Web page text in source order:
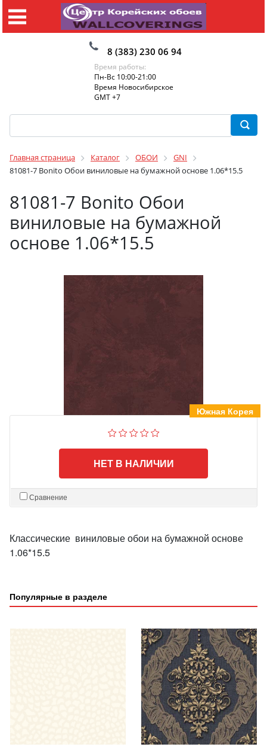
8 (383) 230 06 94
Время работы:
Пн-Вс 10:00-21:00
Время Новосибирское
GMT +7
Главная страница Каталог ОБОИ
GNI
81081-7 Bonito Обои виниловые на бумажной основе 1.06*15.5
81081-7 Bonito Обои
виниловые на бумажной
основе 1.06*15.5
Южная Корея
НЕТ В НАЛИЧИИ
Сравнение
Классические виниловые обои на бумажной основе
1.06*15.5
Популярные в разделе